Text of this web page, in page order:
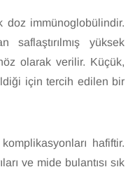
immünoglobülindir.
saflaştırılmış yüksek
olarak verilir. Küçük,
için tercih edilen bir
hafiftir.
ve mide bulantısı sık